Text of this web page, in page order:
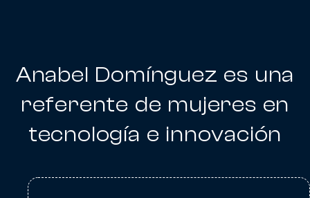
Anabel Domínguez es una
referente de mujeres en
tecnología e innovación